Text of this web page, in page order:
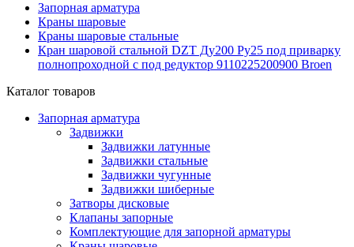
Запорная арматура
Краны шаровые
Краны шаровые стальные
Кран шаровой стальной DZT Ду200 Ру25 под приварку
полнопроходной с под редуктор 9110225200900 Broen
Каталог товаров
Запорная арматура
Задвижки
Задвижки латунные
Задвижки стальные
Задвижки чугунные
Задвижки шиберные
Затворы дисковые
Клапаны запорные
Комплектующие для запорной арматуры